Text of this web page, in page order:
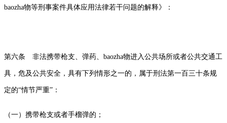
baozha物等刑事案件具体应用法律若干问题的解释》：
第六条 非法携带枪支、弹药、baozha物进入公共场所或者公共交通工
具，危及公共安全，具有下列情形之一的，属于刑法第一百三十条规
定的“情节严重”：
（一）携带枪支或者手榴弹的；